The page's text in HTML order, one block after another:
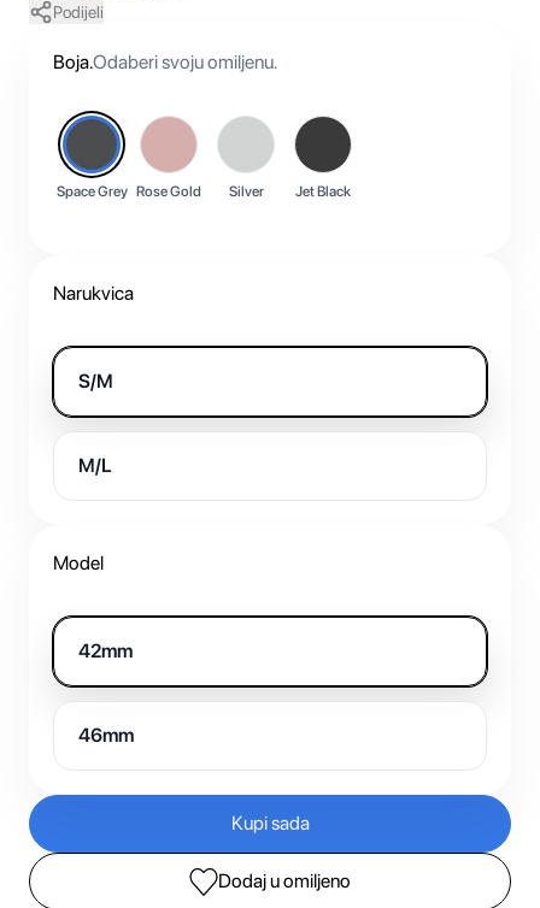
Podijeli
Boja.Odaberi svoju omiljenu.
Space Grey Rose Gold Silver Jet Black
Narukvica
S/M
M/L
Model
42mm
46mm
Kupi sada
Dodaj u omiljeno